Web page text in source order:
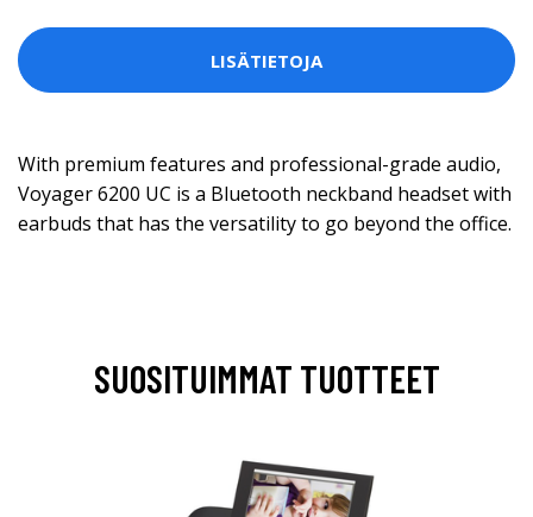
LISÄTIETOJA
With premium features and professional-grade audio,
Voyager 6200 UC is a Bluetooth neckband headset with
earbuds that has the versatility to go beyond the office.
SUOSITUIMMAT TUOTTEET